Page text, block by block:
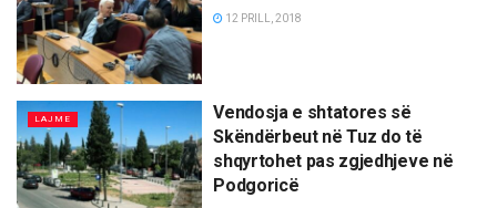
12 PRILL, 2018
LAJME
Vendosja e shtatores së
Skëndërbeut në Tuz do të
shqyrtohet pas zgjedhjeve në
Podgoricë